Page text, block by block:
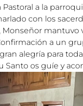
a la
con los
mantuvo
a un
alegría para
Santo os guíe y